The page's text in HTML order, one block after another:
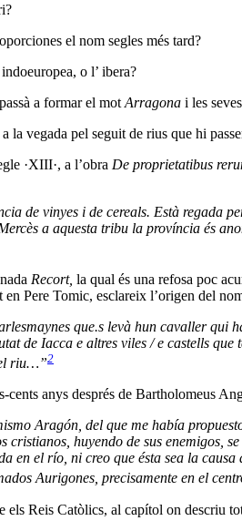
el nom segles més tard?
o l’ ibera?
a formar el mot Arragona i les
la vegada pel seguit de rius que hi
·XIII·, a l’obra De proprietatibus
de vinyes i de cereals. Està regada
a aquesta tribu la província és
Recort, la qual és una refosa poc
Pere Tomic, esclareix l’origen del
que.s levà hun cavaller
de Iacca e altres viles / e castells
riu…”2
anys després de Bartholomeus
Aragón, del que me había
cristianos, huyendo de sus
en el río, ni creo que ésta sea la
Aurigones, precisamente en el
Reis Catòlics, al capítol on descriu